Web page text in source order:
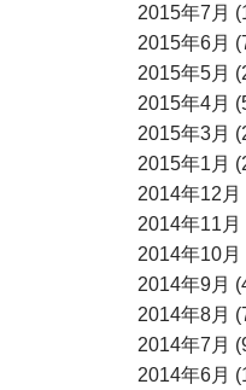
2015年7月
2015年6月
2015年5月
2015年4月
2015年3月
2015年1月
2014年12月
2014年11月
2014年10月
2014年9月
2014年8月
2014年7月
2014年6月